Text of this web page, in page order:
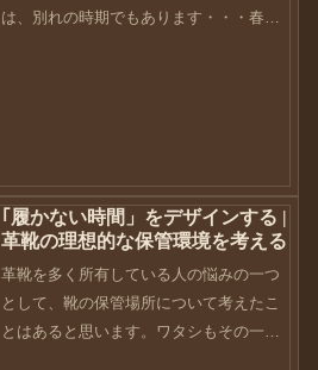
は、別れの時期でもあります・・・春と
｢履かない時間」をデザインする |
革靴の理想的な保管環境を考える
革靴を多く所有している人の悩みの一つ
として、靴の保管場所について考えたこ
とはあると思います。ワタシもその一人